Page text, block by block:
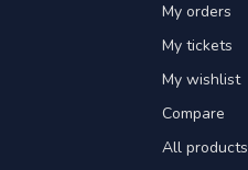
My orders
My tickets
My wishlist
Compare
All products